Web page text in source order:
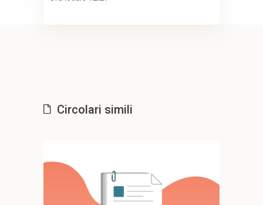
Circolari simili